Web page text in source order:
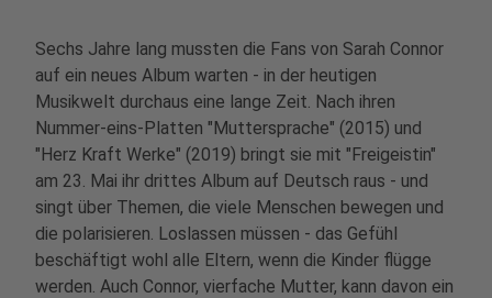
Sechs Jahre lang mussten die Fans von Sarah Connor
auf ein neues Album warten - in der heutigen
Musikwelt durchaus eine lange Zeit. Nach ihren
Nummer-eins-Platten "Muttersprache" (2015) und
"Herz Kraft Werke" (2019) bringt sie mit "Freigeistin"
am 23. Mai ihr drittes Album auf Deutsch raus - und
singt über Themen, die viele Menschen bewegen und
die polarisieren. Loslassen müssen - das Gefühl
beschäftigt wohl alle Eltern, wenn die Kinder flügge
werden. Auch Connor, vierfache Mutter, kann davon ein